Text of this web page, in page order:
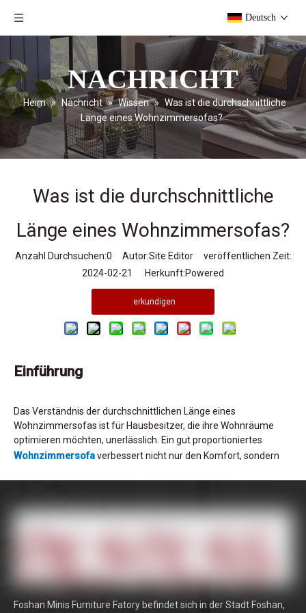
Deutsch
NACHRICHT
Heim » Nachricht » Wissen » Was ist die durchschnittliche
Länge eines Wohnzimmersofas?
Was ist die durchschnittliche
Länge eines Wohnzimmersofas?
Anzahl Durchsuchen:0 Autor:Site Editor veröffentlichen Zeit:
2024-02-21 Herkunft:Powered
erkundigen
Einführung
Das Verständnis der durchschnittlichen Länge eines
Wohnzimmersofas ist für Hausbesitzer, die ihre Wohnräume
optimieren möchten, unerlässlich. Ein gut proportioniertes
Wohnzimmersofaverbessert nicht nur den Komfort, sondern
Faktoren, die ihre Größen beeinflussen, und wie Sie die perfekte
Sofa -Länge für Ihren Wohnraum auswählen.
Die durchschnittliche Länge eines Standard -Wohnzimmersofas
liegt normalerweise zwischen 72 und 96 Zoll. Diese Dimension
Foshan Minis Furniture Fatory befindet sich in der Stadt Foshan,